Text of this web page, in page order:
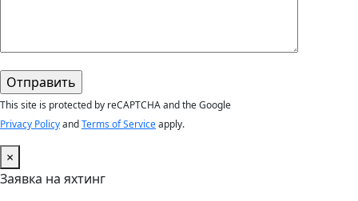
This site is protected by reCAPTCHA and the Google
Privacy PolicyandTerms of Serviceapply.
×
Заявка на яхтинг